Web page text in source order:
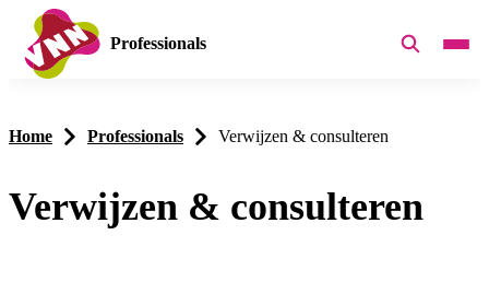
Professionals
Home Professionals Verwijzen & consulteren
Verwijzen & consulteren